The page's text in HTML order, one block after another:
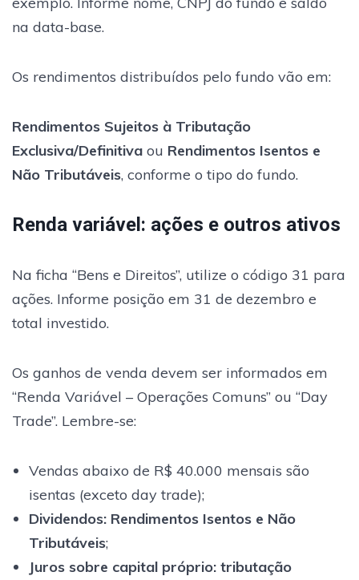
na data-base.
Os rendimentos distribuídos pelo fundo vão em:
Rendimentos Sujeitos à Tributação
Exclusiva/Definitiva ou Rendimentos Isentos e
Não Tributáveis, conforme o tipo do fundo.
Renda variável: ações e outros ativos
Na ficha “Bens e Direitos”, utilize o código 31 para
ações. Informe posição em 31 de dezembro e
total investido.
Os ganhos de venda devem ser informados em
“Renda Variável – Operações Comuns” ou “Day
Trade”. Lembre-se:
Vendas abaixo de R$ 40.000 mensais são
isentas (exceto day trade);
Dividendos: Rendimentos Isentos e Não
Tributáveis;
Juros sobre capital próprio: tributação